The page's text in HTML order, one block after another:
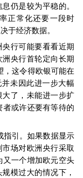
仍是较为平稳的。
正常化还要一段时
于经济数据。
行可能要看看近期
央行首轮定向长期
，这令得欧银可能在
未因此进一步大幅
了，未能进一步扩
或许还要有等待的
引。如果数据显示
场对欧洲央行采取
又一个增加欧元空头
模过大的情况下，